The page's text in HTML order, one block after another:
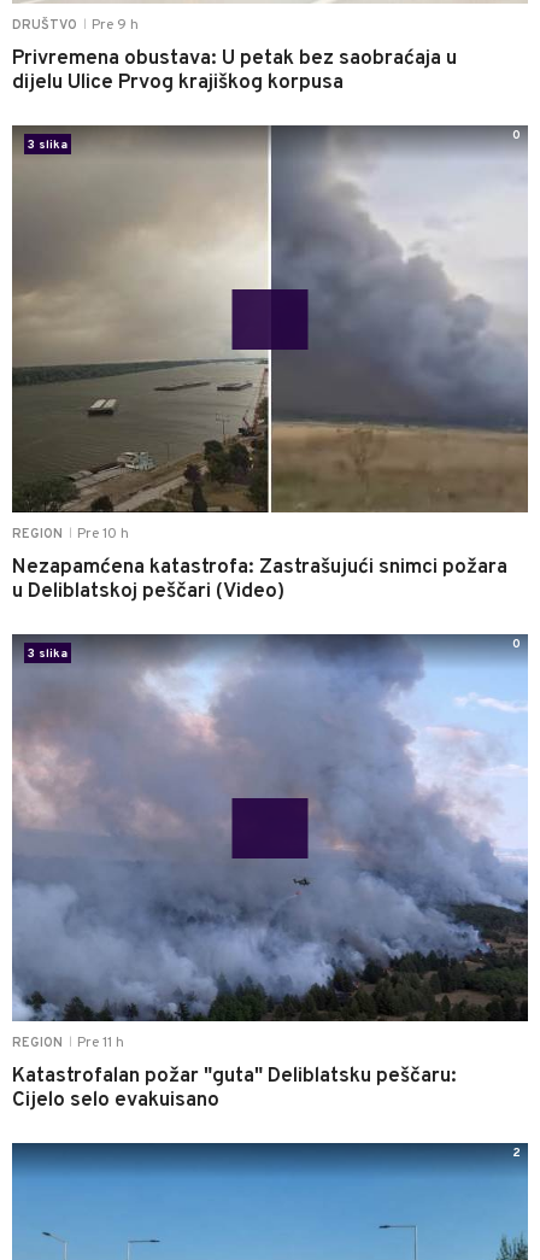
DRUŠTVO Pre 9 h
Privremena obustava: U petak bez saobraćaja u
dijelu Ulice Prvog krajiškog korpusa
REGION Pre 10 h
Nezapamćena katastrofa: Zastrašujući snimci požara
u Deliblatskoj peščari (Video)
3 slika
0
REGION Pre 11 h
Katastrofalan požar "guta" Deliblatsku peščaru:
Cijelo selo evakuisano
3 slika
0
2